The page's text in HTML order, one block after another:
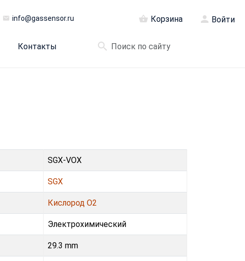
info@gassensor.ru Корзина Войти
Контакты
SGX-VOX
SGX
Кислород O2
Электрохимический
29.3 mm